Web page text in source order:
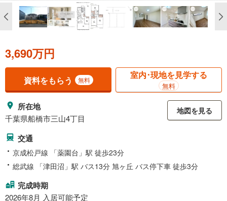
3,690万円
資料をもらう 無料 室内･現地を見学する
無料
所在地
千葉県船橋市三山4丁目
地図を見る
交通
京成松戸線 「薬園台」駅 徒歩23分
総武線 「津田沼」駅 バス13分 旭ヶ丘 バス停下車 徒歩3分
完成時期
2026年8月 入居可能予定